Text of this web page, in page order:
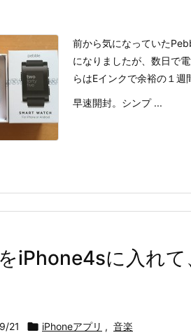
前から気になっていた
になりましたが、数日で
らはEインクで余裕の１週
早速開封。シンプ ...
iPhone4sに入れ
21  iPhoneアプリ , 音楽